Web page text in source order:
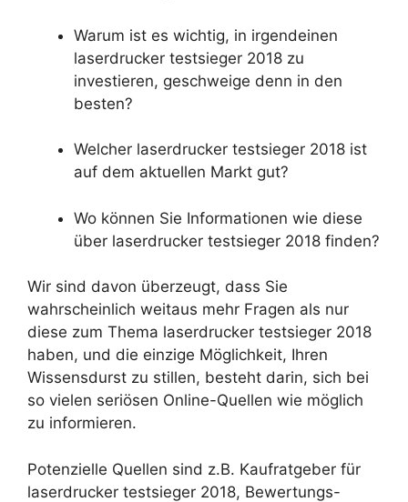
Warum ist es wichtig, in irgendeinen
laserdrucker testsieger 2018 zu
investieren, geschweige denn in den
besten?
Welcher laserdrucker testsieger 2018 ist
auf dem aktuellen Markt gut?
Wo können Sie Informationen wie diese
über laserdrucker testsieger 2018 finden?
Wir sind davon überzeugt, dass Sie
wahrscheinlich weitaus mehr Fragen als nur
diese zum Thema laserdrucker testsieger 2018
haben, und die einzige Möglichkeit, Ihren
Wissensdurst zu stillen, besteht darin, sich bei
so vielen seriösen Online-Quellen wie möglich
zu informieren.
Potenzielle Quellen sind z.B. Kaufratgeber für
laserdrucker testsieger 2018, Bewertungs-